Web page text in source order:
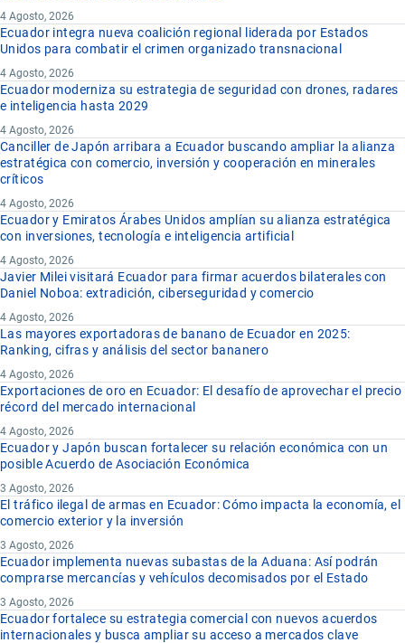
4 Agosto, 2026
Ecuador integra nueva coalición regional liderada por Estados
Unidos para combatir el crimen organizado transnacional
4 Agosto, 2026
Ecuador moderniza su estrategia de seguridad con drones, radares
e inteligencia hasta 2029
4 Agosto, 2026
Canciller de Japón arribara a Ecuador buscando ampliar la alianza
estratégica con comercio, inversión y cooperación en minerales
críticos
4 Agosto, 2026
Ecuador y Emiratos Árabes Unidos amplían su alianza estratégica
con inversiones, tecnología e inteligencia artificial
4 Agosto, 2026
Javier Milei visitará Ecuador para firmar acuerdos bilaterales con
Daniel Noboa: extradición, ciberseguridad y comercio
4 Agosto, 2026
Las mayores exportadoras de banano de Ecuador en 2025:
Ranking, cifras y análisis del sector bananero
4 Agosto, 2026
Exportaciones de oro en Ecuador: El desafío de aprovechar el precio
récord del mercado internacional
4 Agosto, 2026
Ecuador y Japón buscan fortalecer su relación económica con un
posible Acuerdo de Asociación Económica
3 Agosto, 2026
El tráfico ilegal de armas en Ecuador: Cómo impacta la economía, el
comercio exterior y la inversión
3 Agosto, 2026
Ecuador implementa nuevas subastas de la Aduana: Así podrán
comprarse mercancías y vehículos decomisados por el Estado
3 Agosto, 2026
Ecuador fortalece su estrategia comercial con nuevos acuerdos
internacionales y busca ampliar su acceso a mercados clave